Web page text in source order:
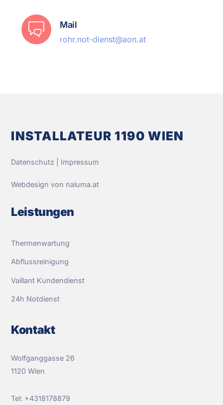
Mail
rohr.not-dienst@aon.at
INSTALLATEUR 1190 WIEN
Datenschutz Impressum
Webdesign von naluma.at
Leistungen
Thermenwartung
Abflussreinigung
Vaillant Kundendienst
24h Notdienst
Kontakt
Wolfganggasse 26
1120 Wien
Tel: +4318178879